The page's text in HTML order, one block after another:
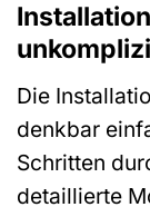
Die
denkbar
Schritten
detaillierte